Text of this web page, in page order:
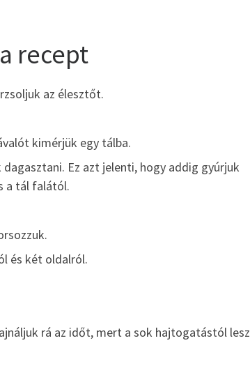
recept
az élesztőt.
kimérjük egy tálba.
Ez azt jelenti, hogy addig gyúrjuk
a tál falától.
és két oldalról.
rá az időt, mert a sok hajtogatástól lesz